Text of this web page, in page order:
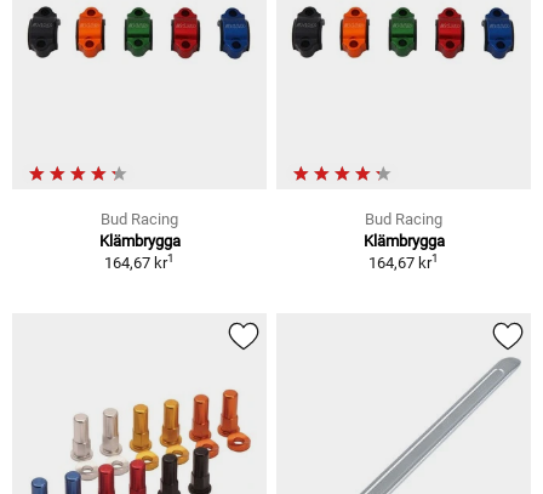
Bud Racing
Klämbrygga
164,67 kr1
Bud Racing
Klämbrygga
164,67 kr1